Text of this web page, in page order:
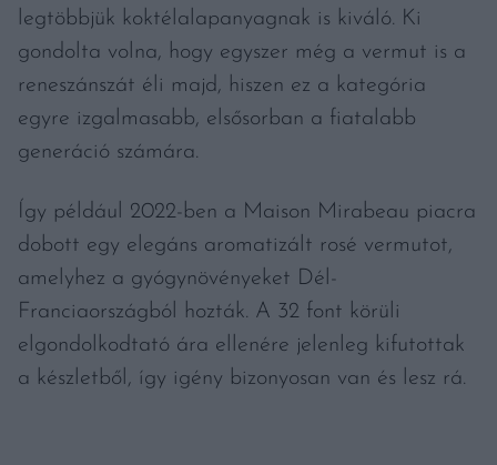
legtöbbjük koktélalapanyagnak is kiváló. Ki
gondolta volna, hogy egyszer még a vermut is a
reneszánszát éli majd, hiszen ez a kategória
egyre izgalmasabb, elsősorban a fiatalabb
generáció számára.
Így például 2022-ben a Maison Mirabeau piacra
dobott egy elegáns aromatizált rosé vermutot,
amelyhez a gyógynövényeket Dél-
Franciaországból hozták. A 32 font körüli
elgondolkodtató ára ellenére jelenleg kifutottak
a készletből, így igény bizonyosan van és lesz rá.